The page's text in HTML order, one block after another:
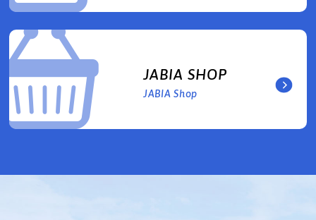
JABIA SHOP
JABIA Shop